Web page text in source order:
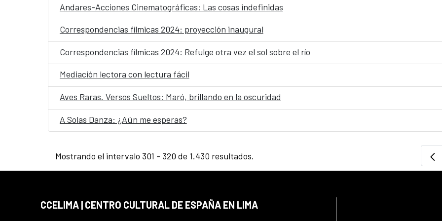
Andares-Acciones Cinematográficas: Las cosas indefinidas
Correspondencias fílmicas 2024: proyección inaugural
Correspondencias fílmicas 2024: Refulge otra vez el sol sobre el río
Mediación lectora con lectura fácil
Aves Raras. Versos Sueltos: Maró, brillando en la oscuridad
A Solas Danza: ¿Aún me esperas?
Mostrando el intervalo 301 - 320 de 1.430 resultados.
CCELIMA | CENTRO CULTURAL DE ESPAÑA EN LIMA